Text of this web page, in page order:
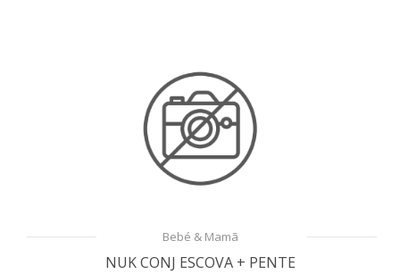
Bebé & Mamã
NUK CONJ ESCOVA + PENTE